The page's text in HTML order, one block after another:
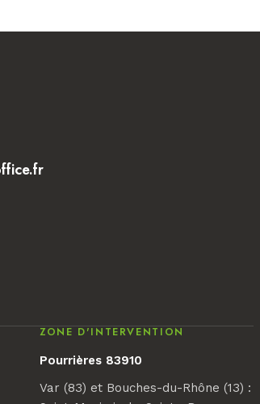
ZONE D'INTERVENTION
Pourrières 83910
Var (83) et Bouches-du-Rhône (13) :